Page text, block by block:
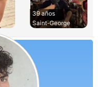
39 años
Saint-George